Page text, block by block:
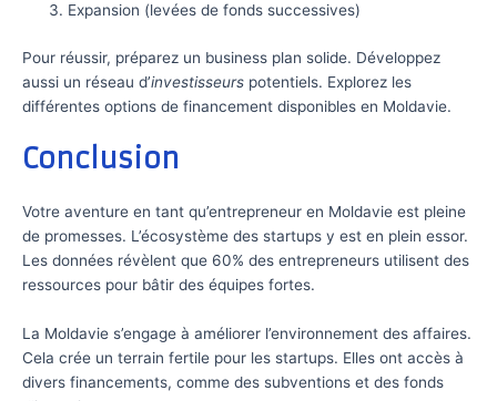
Expansion (levées de fonds successives)
Pour réussir, préparez un business plan solide. Développez
aussi un réseau d’investisseurs potentiels. Explorez les
différentes options de financement disponibles en Moldavie.
Conclusion
Votre aventure en tant qu’entrepreneur en Moldavie est pleine
de promesses. L’écosystème des startups y est en plein essor.
Les données révèlent que 60% des entrepreneurs utilisent des
ressources pour bâtir des équipes fortes.
La Moldavie s’engage à améliorer l’environnement des affaires.
Cela crée un terrain fertile pour les startups. Elles ont accès à
divers financements, comme des subventions et des fonds